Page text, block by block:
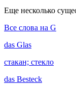
Еще несколько
Все слова на G
das Glas
стакан; стекло
das Besteck